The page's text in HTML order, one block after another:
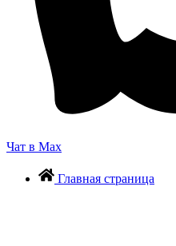
Чат в Max
Главная страница